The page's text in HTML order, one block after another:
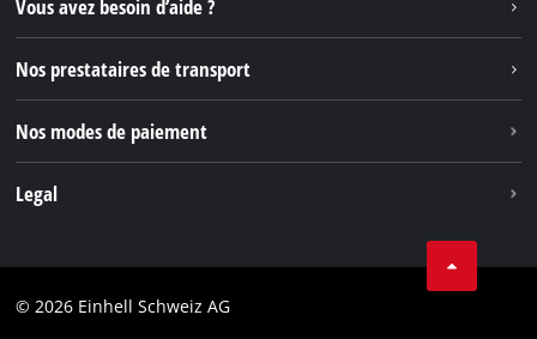
TikTok
Pinterest
Vous avez besoin d’aide ?
Nos prestataires de transport
Nos modes de paiement
Legal
Marque
© 2026 Einhell Schweiz AG